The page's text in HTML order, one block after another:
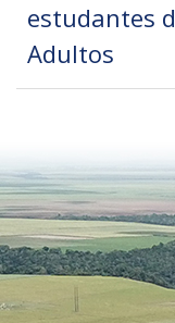
estudantes
Adultos